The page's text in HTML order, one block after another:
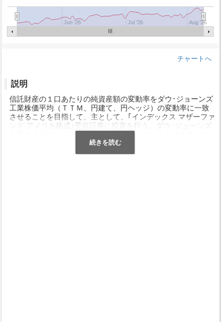
Jun '26 Jul '26 Aug '26
チャートへ
説明
信託財産の１口あたりの純資産額の変動率をダウ･ジョーンズ
工業株価平均（ＴＴＭ、円建て、円ヘッジ）の変動率に一致
させることを目指して、主として、｢インデックス マザーファ
ンド アメリカ株式｣受益証券に投資を行う。ダウ･ジョーンズ
上させるため、資金動向に応じて有価証券指数等先物取引等
（ダウ･ジョーンズ工業株価平均を対象とする先物取引とす